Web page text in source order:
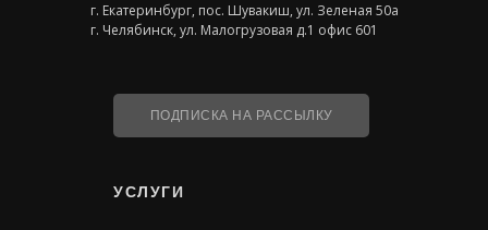
УСЛУГИ
ПОДПИСКА НА РАССЫЛКУ
г. Екатеринбург, пос. Шувакиш, ул. Зеленая 50а
г. Челябинск, ул. Малогрузовая д.1 офис 601